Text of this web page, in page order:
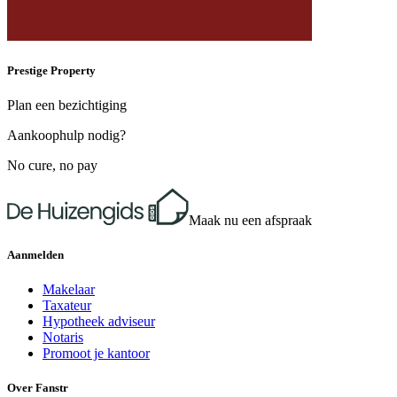
Prestige Property
Plan een bezichtiging
Aankoophulp nodig?
No cure, no pay
Maak nu een afspraak
Aanmelden
Makelaar
Taxateur
Hypotheek adviseur
Notaris
Promoot je kantoor
Over Fanstr